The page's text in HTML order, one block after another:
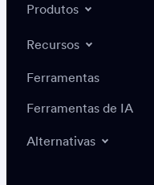
Produtos
Recursos
Ferramentas
Ferramentas de IA
Alternativas